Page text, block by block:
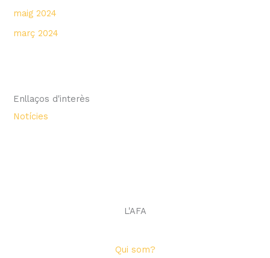
maig 2024
març 2024
Enllaços d'interès
Notícies
L'AFA
Qui som?